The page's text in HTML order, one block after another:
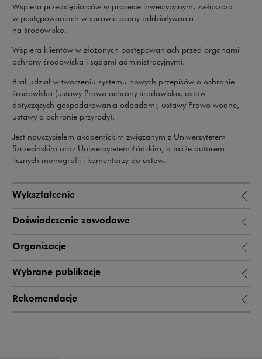
Wspiera przedsiębiorców w procesie inwestycyjnym, zwłaszcza
w postępowaniach w sprawie oceny oddziaływania
na środowisko.
Wspiera klientów w złożonych postępowaniach przed organami
ochrony środowiska i sądami administracyjnymi.
Brał udział w tworzeniu systemu nowych przepisów o ochronie
środowiska (ustawy Prawo ochrony środowiska, ustaw
dotyczących gospodarowania odpadami, ustawy Prawo wodne,
ustawy o ochronie przyrody).
Jest nauczycielem akademickim związanym z Uniwersytetem
Szczecińskim oraz Uniwersytetem Łódzkim, a także autorem
licznych monografii i komentarzy do ustaw.
Wykształcenie
Doświadczenie zawodowe
Organizacje
Wybrane publikacje
Rekomendacje